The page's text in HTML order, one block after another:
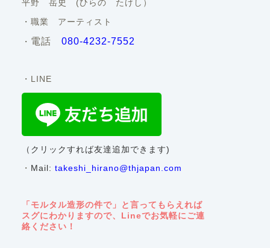
平野 岳史 (ひらの たけし）
・職業 アーティスト
・ 電話 080-4232-7552
・LINE
（クリックすれば友達追加できます)
・ Mail: takeshi_hirano@thjapan.com
「モルタル造形の件で」と言ってもらえれば
スグにわかりますので、Lineでお気軽にご連
絡ください！